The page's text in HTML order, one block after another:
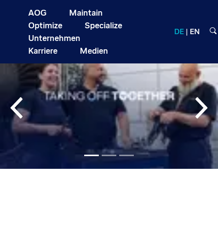
AOG
Maintain
Optimize
Specialize
Unternehmen
Karriere
Medien
DE EN
Previous Next